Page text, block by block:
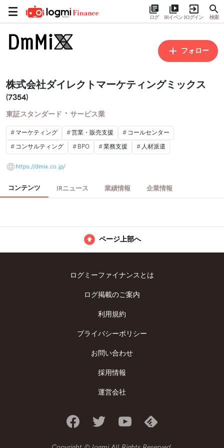
ログ IRイベントログイン 検索
フォロー
株式会社ダイレクトマーケティングミックス
(7354)
東証スタンダード ・ サービス業
マーケティング 営業・販売支援
コールセンター
コンサルティング
BPO 業務支援 人材派遣
https://dmix.co.jp/
コンテンツ IRニュース 業績情報 企業情報
ページ上部へ
ログミーファイナンスとは
ログ掲載のご案内
利用規約
プライバシーポリシー
お問い合わせ
採用情報
運営会社